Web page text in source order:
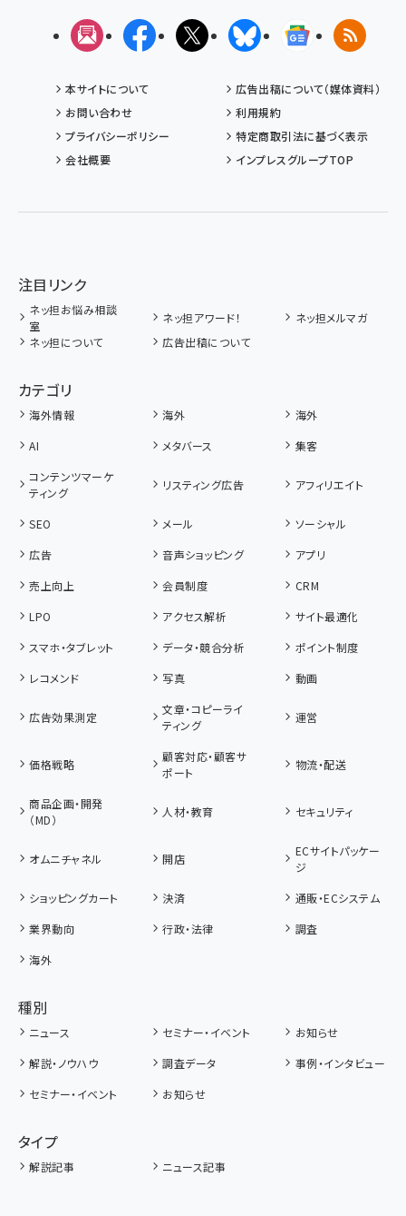
メルマガFacebookX(エックス)BlueskyGoogleニュ
RSS
本サイトについて
広告出稿について（媒体資料）
お問い合わせ
利用規約
プライバシーポリシー
特定商取引法に基づく表示
会社概要
インプレスグループTOP
注目リンク
ネッ担お悩み相談
室
ネッ担アワード！
ネッ担メルマガ
ネッ担について
広告出稿について
カテゴリ
海外情報 海外
海外
AI
メタバース
集客
コンテンツマーケ
ティング
リスティング広告 アフィリエイト
SEO メール
ソーシャル
広告
音声ショッピング
アプリ
売上向上
会員制度
CRM
LPO
アクセス解析
サイト最適化
スマホ・タブレット
データ・競合分析
ポイント制度
レコメンド
写真 動画
広告効果測定
文章・コピーライ
ティング
運営
価格戦略
顧客対応・顧客サ
ポート
物流・配送
商品企画・開発
（MD）
人材・教育 セキュリティ
オムニチャネル 開店
ECサイトパッケー
ジ
ショッピングカート
決済
通販・ECシステム
業界動向
行政・法律
調査
海外
種別
ニュース セミナー・イベント
お知らせ
解説・ノウハウ
調査データ
事例・インタビュー
セミナー・イベント
お知らせ
タイプ
解説記事 ニュース記事